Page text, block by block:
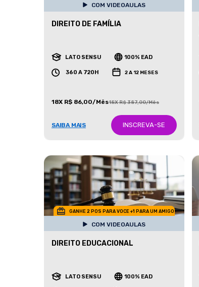
COM VIDEOAULAS
DIREITO DE FAMÍLIA
LATO SENSU 100% EAD
360 A 720H 2 A 12 MESES
18X R$ 86,00/Mês18X R$ 387,00/Mês
SAIBA MAIS INSCREVA-SE
GANHE 2 POS PARA VOCE +1 PARA UM AMIGO
COM VIDEOAULAS
DIREITO EDUCACIONAL
LATO SENSU 100% EAD